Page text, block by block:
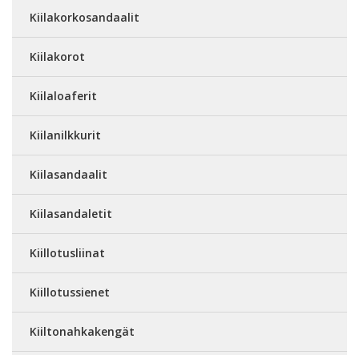
Kiilakorkosandaalit
Kiilakorot
Kiilaloaferit
Kiilanilkkurit
Kiilasandaalit
Kiilasandaletit
Kiillotusliinat
Kiillotussienet
Kiiltonahkakengät